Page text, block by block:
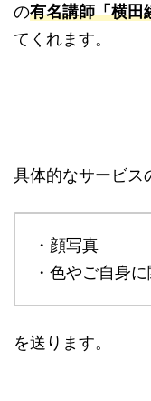
の有名講師「横田
てくれます。
具体的なサービス
・顔写真
・色やご自身
を送ります。